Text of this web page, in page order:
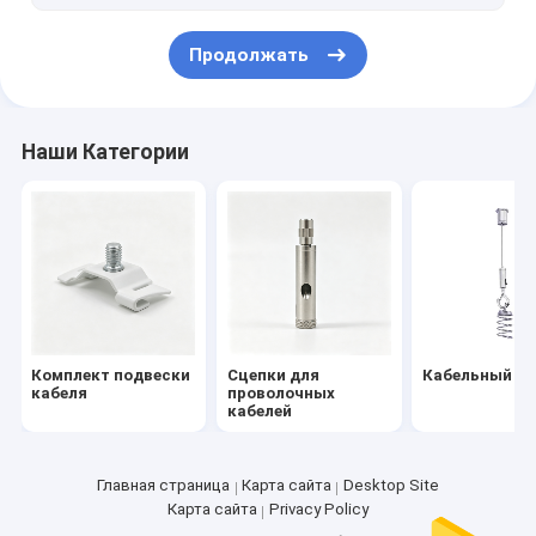
страховочный трос с пружиной растяжения
Акустическая система подвески потолка
Кольца для слинг-шарфа
Продолжать
Наши Категории
Комплект подвески
кабеля
Сцепки для
проволочных
кабелей
Кабельный
Главная страница Карта сайта
Desktop Site
Карта сайта
Privacy Policy